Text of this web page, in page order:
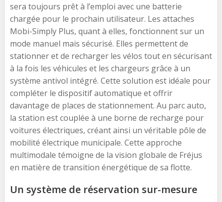
sera toujours prêt à l’emploi avec une batterie
chargée pour le prochain utilisateur. Les attaches
Mobi-Simply Plus, quant à elles, fonctionnent sur un
mode manuel mais sécurisé. Elles permettent de
stationner et de recharger les vélos tout en sécurisant
à la fois les véhicules et les chargeurs grâce à un
système antivol intégré. Cette solution est idéale pour
compléter le dispositif automatique et offrir
davantage de places de stationnement. Au parc auto,
la station est couplée à une borne de recharge pour
voitures électriques, créant ainsi un véritable pôle de
mobilité électrique municipale. Cette approche
multimodale témoigne de la vision globale de Fréjus
en matière de transition énergétique de sa flotte.
Un système de réservation sur-mesure